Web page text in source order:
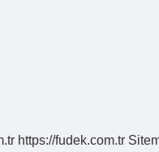
https://fudek.com.tr